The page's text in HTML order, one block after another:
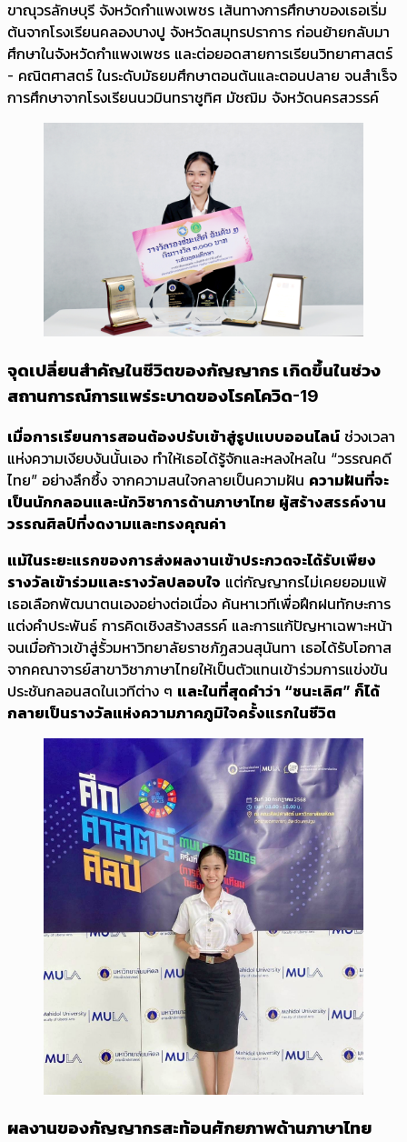
ขาณุวรลักษบุรี จังหวัดกำแพงเพชร เส้นทางการศึกษาของเธอเริ่ม
ต้นจากโรงเรียนคลองบางปู จังหวัดสมุทรปราการ ก่อนย้ายกลับมา
ศึกษาในจังหวัดกำแพงเพชร และต่อยอดสายการเรียนวิทยาศาสตร์
- คณิตศาสตร์ ในระดับมัธยมศึกษาตอนต้นและตอนปลาย จนสำเร็จ
การศึกษาจากโรงเรียนนวมินทราชูทิศ มัชฌิม จังหวัดนครสวรรค์
จุดเปลี่ยนสำคัญในชีวิตของกัญญากร เกิดขึ้นในช่วง
สถานการณ์การแพร่ระบาดของโรคโควิด-19
เมื่อการเรียนการสอนต้องปรับเข้าสู่รูปแบบออนไลน์ ช่วงเวลา
แห่งความเงียบงันนั้นเอง ทำให้เธอได้รู้จักและหลงใหลใน “วรรณคดี
ไทย” อย่างลึกซึ้ง จากความสนใจกลายเป็นความฝัน ความฝันที่จะ
เป็นนักกลอนและนักวิชาการด้านภาษาไทย ผู้สร้างสรรค์งาน
วรรณศิลป์ที่งดงามและทรงคุณค่า
แม้ในระยะแรกของการส่งผลงานเข้าประกวดจะได้รับเพียง
รางวัลเข้าร่วมและรางวัลปลอบใจ แต่กัญญากรไม่เคยยอมแพ้
เธอเลือกพัฒนาตนเองอย่างต่อเนื่อง ค้นหาเวทีเพื่อฝึกฝนทักษะการ
แต่งคำประพันธ์ การคิดเชิงสร้างสรรค์ และการแก้ปัญหาเฉพาะหน้า
จนเมื่อก้าวเข้าสู่รั้วมหาวิทยาลัยราชภัฏสวนสุนันทา เธอได้รับโอกาส
จากคณาจารย์สาขาวิชาภาษาไทยให้เป็นตัวแทนเข้าร่วมการแข่งขัน
ประชันกลอนสดในเวทีต่าง ๆ และในที่สุดคำว่า “ชนะเลิศ” ก็ได้
กลายเป็นรางวัลแห่งความภาคภูมิใจครั้งแรกในชีวิต
ผลงานของกัญญากรสะท้อนศักยภาพด้านภาษาไทย